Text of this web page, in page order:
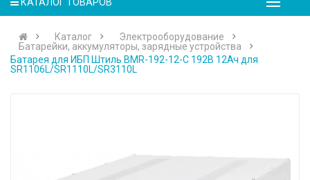
Каталог
Электрооборудование
Батарейки, аккумуляторы, зарядные устройства
Батарея для ИБП Штиль BMR-192-12-C 192В 12Ач для
SR1106L/SR1110L/SR3110L